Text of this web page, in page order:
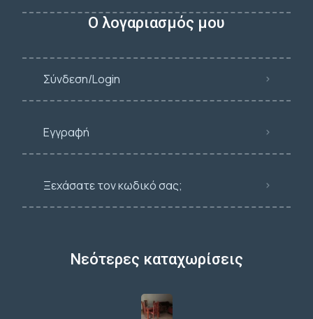
Ο λογαριασμός μου
Σύνδεση/Login
Εγγραφή
Ξεχάσατε τον κωδικό σας;
Νεότερες καταχωρίσεις